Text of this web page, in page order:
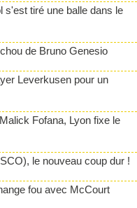
s'est tiré une balle dans le
de Bruno Genesio
Leverkusen pour un
Fofana, Lyon fixe le
le nouveau coup dur !
fou avec McCourt